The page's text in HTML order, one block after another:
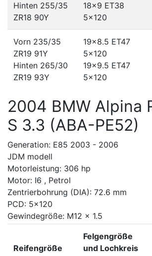
Hinten 255/35
ZR18 90Y
18x9 ET38
5x120
Vorn 235/35
ZR19 91Y
Hinten 265/30
ZR19 93Y
19x8.5 ET47
5x120
19x9.5 ET47
5x120
2004 BMW Alpina
S 3.3 (ABA-PE52)
Generation: E85 2003 - 2006
JDM modell
Motorleistung: 306 hp
Motor: I6 , Petrol
Zentrierbohrung (DIA): 72.6 mm
PCD: 5x120
Gewindegröße: M12 x 1.5
Reifengröße
Felgengröße
und Lochkreis